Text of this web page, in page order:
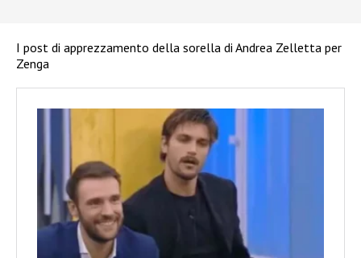
I post di apprezzamento della sorella di Andrea Zelletta per
Zenga